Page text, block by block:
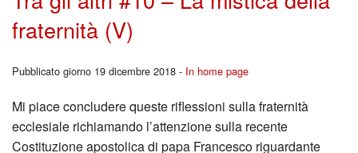
Carità
Pregare la Parola
fraternità (V)
Pubblicato giorno 19 dicembre 2018 - In home page
Mi piace concludere queste riflessioni sulla fraternità
ecclesiale richiamando l’attenzione sulla recente
Costituzione apostolica di papa Francesco riguardante